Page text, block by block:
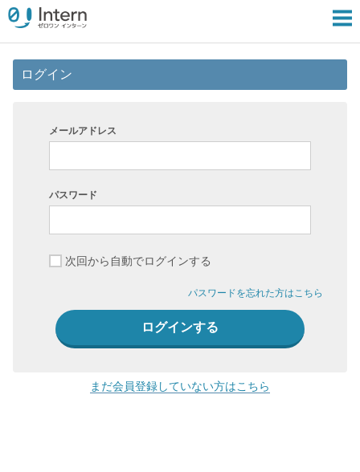
ログイン
メールアドレス
パスワード
次回から自動でログインする
パスワードを忘れた方はこちら
まだ会員登録していない方はこちら